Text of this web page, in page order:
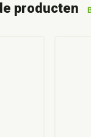
producten